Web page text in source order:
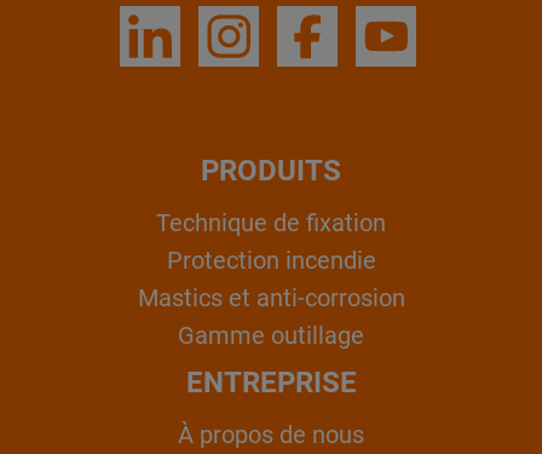
PRODUITS
Technique de fixation
Protection incendie
Mastics et anti-corrosion
Gamme outillage
ENTREPRISE
À propos de nous